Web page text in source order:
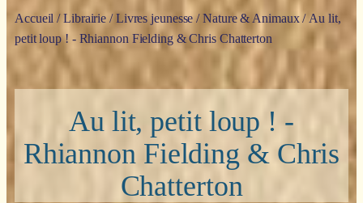
Accueil /Librairie /Livres jeunesse /Nature & Animaux/ Au lit,
petit loup ! - Rhiannon Fielding & Chris Chatterton
Au lit, petit loup ! -
Rhiannon Fielding & Chris
Chatterton